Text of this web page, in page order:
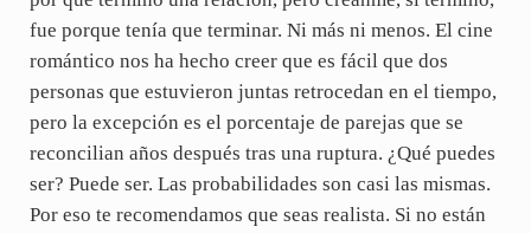
fue porque tenía que terminar. Ni más ni menos. El cine
romántico nos ha hecho creer que es fácil que dos
personas que estuvieron juntas retrocedan en el tiempo,
pero la excepción es el porcentaje de parejas que se
reconcilian años después tras una ruptura. ¿Qué puedes
ser? Puede ser. Las probabilidades son casi las mismas.
Por eso te recomendamos que seas realista. Si no están